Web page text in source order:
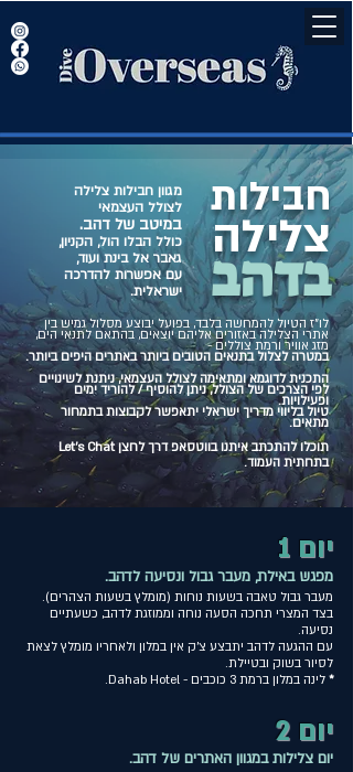
מגוון חבילות צלילה
לצולל העצמאי
במיטב של דהב.
כולל הבלו הול, הקניון,
גאבר אל בינת ועוד,
עם אפשרות להדרכה
ישראלית.
חבילות
צלילה
בדהב
לו"ז הטיול להמחשה בלבד, בפועל יבוצע מסלול גמיש בין
אתרי הצלילה באזורים אליהם יוצאים, בהתאם לתנאי הים,
מזג אוויר ורמת צוללים -
במטרה לצלול בתנאים הטובים ביותר באתרים היפים ביותר.
התכנית לדוגמא ומתאימה לצולל העצמאי, ניתנת לשינויים
לפי הצרכים של הצולל, ניתן להוסיף / להוריד ימים
ופעילויות.
טיול בליווי מדריך ישראלי יתאפשר לקבוצות בתמחור
מתאים.
תוכלו להתכתב איתנו בווטסאפ דרך לחצן Let's Chat
בתחתית העמוד.
יום 1
מפגש באילת, מעבר גבול ונסיעה לדהב.
מעבר גבול טאבה בשעות נוחות (מומלץ בשעות הצהרים).
בצד המצרי תחכה הסעה נוחה וממוזגת לדהב, כשעתיים
נסיעה.
עם ההגעה לדהב יתבצע צ'ק אין במלון ולאחריו מומלץ לצאת
לסיור בשוק ובטיילת.
* לינה במלון ברמת 3 כוכבים - Dahab Hotel.
יום צלילות במגוון האתרים של דהב.
יום 2